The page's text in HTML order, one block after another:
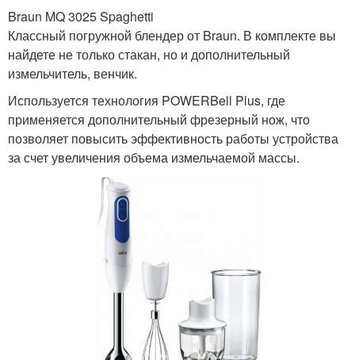
Braun MQ 3025 Spaghetti
Классный погружной блендер от Braun. В комплекте вы
найдете не только стакан, но и дополнительный
измельчитель, венчик.
Используется технология POWERBell Plus, где
применяется дополнительный фрезерный нож, что
позволяет повысить эффективность работы устройства
за счет увеличения объема измельчаемой массы.